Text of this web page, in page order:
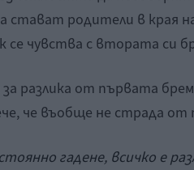
стават родители в края
чувства с втората си
разлика от първата
че въобще не страда от
гадене, всичко е